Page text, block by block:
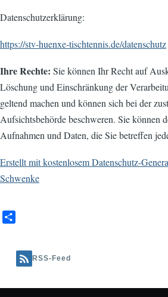
Datenschutzerklärung:
https://stv-huenxe-tischtennis.de/datenschutz
Ihre Rechte: Sie können Ihr Recht auf
Löschung und Einschränkung der
geltend machen und können sich bei der
Aufsichtsbehörde beschweren. Sie können
Aufnahmen und Daten, die Sie betreffen
Erstellt mit kostenlosem Datenschutz-
Schwenke
e
RSS-Feed